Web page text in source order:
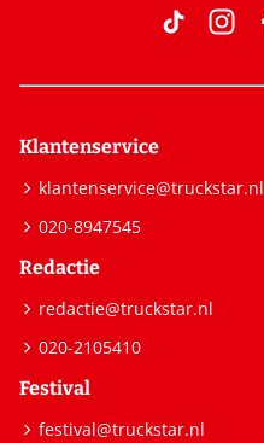
Klantenservice
klantenservice@truckstar.nl
020-8947545
Redactie
redactie@truckstar.nl
020-2105410
Festival
festival@truckstar.nl